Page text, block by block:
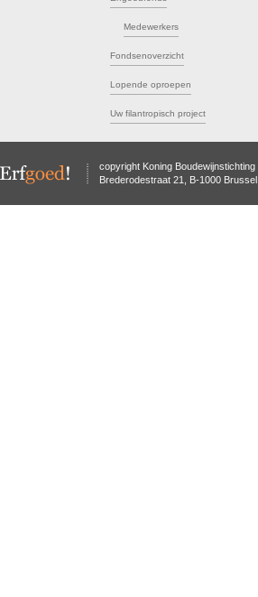
Medewerkers
Fondsenoverzicht
Lopende oproepen
Uw filantropisch project
copyright Koning Boudewijnstichting
Brederodestraat 21, B-1000 Brussel